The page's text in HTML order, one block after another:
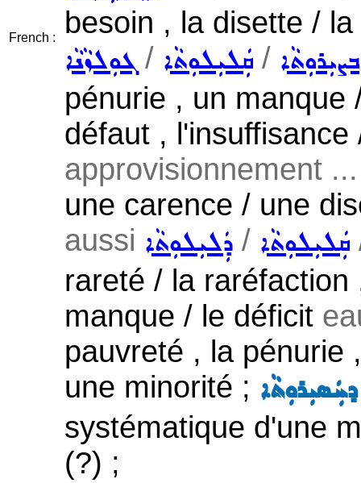
French :
besoin , la disette /
ܓܘܼܠܙܵܢܵܐ / ܩܲܠܝܼܠܘܼܬܵܐ / ܒܨܝܼܪܘܼܬܵܐ
pénurie , un manque
défaut ,
approvisionnement ...
une carence / une
aussi ܕܲܠܝܼܠܘܼܬܵܐ / ܩܲܠܝܼܠܘܼܬܵܐ
rareté / la
manque / le déficit
pauvreté , la pénurie
une minorité ;
systématique d'une
(?) ;